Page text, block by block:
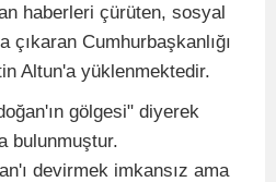
haberleri çürüten, sosyal
çıkaran Cumhurbaşkanlığı
Altun'a yüklenmektedir.
gölgesi" diyerek
bulunmuştur.
devirmek imkansız ama